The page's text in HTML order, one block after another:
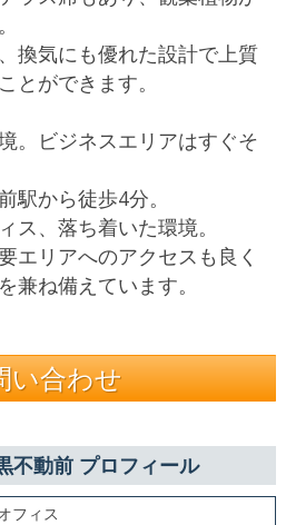
換気にも優れた設計で上質
とができます。
。ビジネスエリアはすぐそ
駅から徒歩4分。
ス、落ち着いた環境。
エリアへのアクセスも良く
兼ね備えています。
い合わせ
動前 プロフィール
フィス